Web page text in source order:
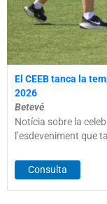
El CEEB tanca la
2026
Betevé
Notícia sobre la
l’esdeveniment que
Consulta